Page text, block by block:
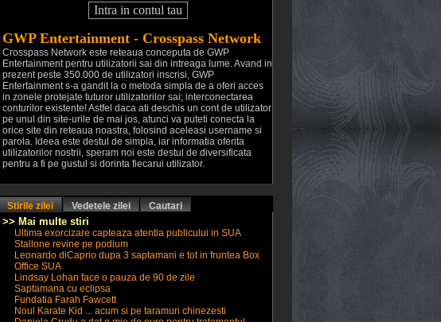
GWP Entertainment - Crosspass Network
Crosspass Network este reteaua conceputa de GWP
Entertainment pentru utilizatorii sai din intreaga lume. Avand in
prezent peste 350.000 de utilizatori inscrisi, GWP
Entertainment s-a gandit la o metoda simpla de a oferi acces
in zonele protejate tuturor utilizatorilor sai; interconectarea
conturilor existente! Astfel daca ati deschis un cont de utilizator
pe unul din site-urile de mai jos, atunci va puteti conecta la
orice site din reteaua noastra, folosind aceleasi username si
parola. Ideea este destul de simpla, iar informatia oferita
utilizatorilor nostrii, speram noi este destul de diversificata
pentru a fi pe gustul si dorinta fiecarui utilizator.
Stirile zilei Vedetele zilei Cautari
>> Mai multe stiri
Ultima exorcizare capteaza atentia publicului in SUA
Stallone revine pe podium
Leonardo diCaprio dupa 3 saptamani e tot in fruntea Box
Office SUA
Lindsay Lohan face o pauza de 90 de zile
Saptamana cu eclipsa
Fundatia Farah Fawcett
Noul Karate Kid ... acum si pe taramuri chinezesti